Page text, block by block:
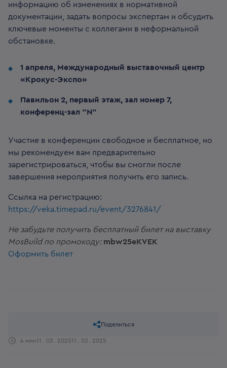
информацию об изменениях в нормативной
документации, задать вопросы экспертам и обсудить
ключевые моменты с коллегами в неформальной
обстановке.
1 апреля, Международный выставочный центр
«Крокус-Экспо»
Павильон 2, первый этаж, зал номер 7,
конференц-зал "N"
Участие в конференции свободное и бесплатное, но
мы рекомендуем вам предварительно
зарегистрироваться, чтобы вы смогли после
завершения мероприятия получить его запись.
Ссылка на регистрацию:
https://veka.timepad.ru/event/3276841/
Не забудьте получить бесплатный билет на выставку
MosBuild по промокоду: mbw25eKVEK
Оформить билет
4 мин11 . 03 . 202511 . 03 . 2025
Поделиться